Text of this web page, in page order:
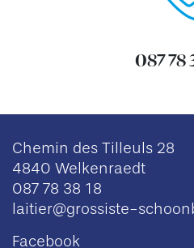
087 78
Chemin des Tilleuls 28
4840 Welkenraedt
087 78 38 18
laitier@grossiste-
Facebook